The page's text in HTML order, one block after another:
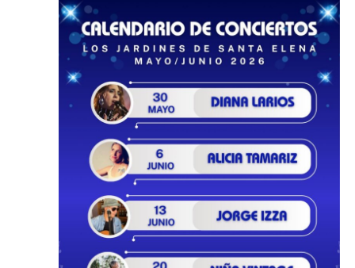
d
e
E
v
e
n
t
o
s